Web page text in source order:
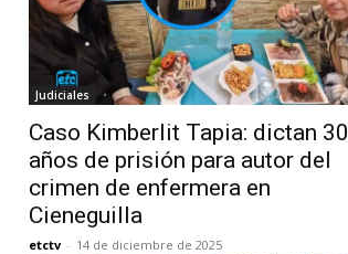
Judiciales
Caso Kimberlit Tapia: dictan 30
años de prisión para autor del
crimen de enfermera en
Cieneguilla
etctv - 14 de diciembre de 2025